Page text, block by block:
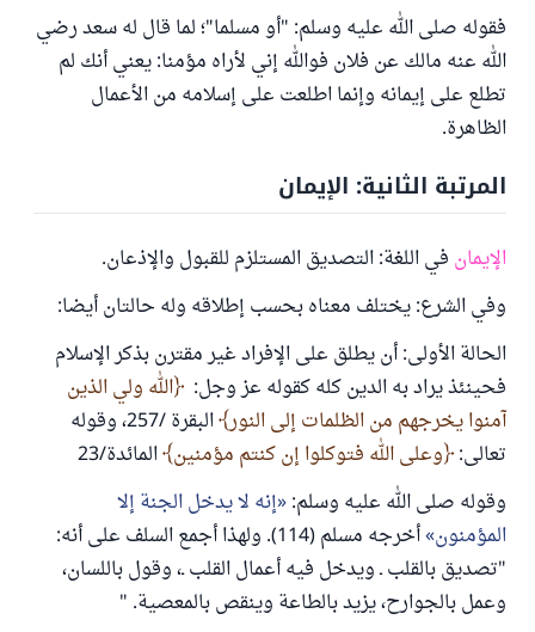
فقوله صلى الله عليه وسلم: "أو مسلما"؛ لما قال له سعد رضي
الله عنه مالك عن فلان فوالله إني لأراه مؤمنا: يعني أنك لم
تطلع على إيمانه وإنما اطلعت على إسلامه من الأعمال
الظاهرة.
المرتبة الثانية: الإيمان
الإيمان في اللغة: التصديق المستلزم للقبول والإذعان.
وفي الشرع: يختلف معناه بحسب إطلاقه وله حالتان أيضا:
الحالة الأولى: أن يطلق على الإفراد غير مقترن بذكر الإسلام
فحينئذ يراد به الدين كله كقوله عز وجل: الله ولي الذين
آمنوا يخرجهم من الظلمات إلى النور
البقرة /257، وقوله
تعالى: وعلى الله فتوكلوا إن كنتم مؤمنين المائدة/23
وقوله صلى الله عليه وسلم: إنه لا يدخل الجنة إلا
المؤمنون
أخرجه مسلم (114). ولهذا أجمع السلف على أنه:
"تصديق بالقلب ـ ويدخل فيه أعمال القلب ـ، وقول باللسان،
وعمل بالجوارح، يزيد بالطاعة وينقص بالمعصية. "